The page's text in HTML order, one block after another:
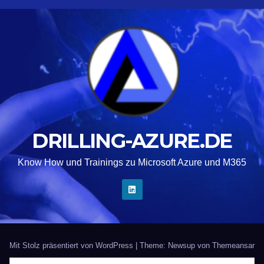
DRILLING-AZURE.DE
Know How und Trainings zu Microsoft Azure und M365
Mit Stolz präsentiert von WordPress Theme: Newsup von Themeansar